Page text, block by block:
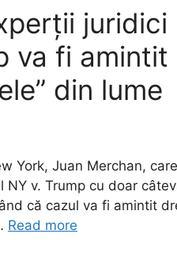
juridici
va fi amintit
din lume
York, Juan Merchan,
v. Trump cu doar
că cazul va fi amintit
Read more